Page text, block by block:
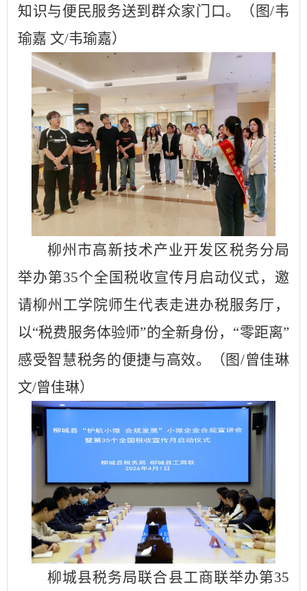
知识与便民服务送到群众家门口。 （图/韦
瑜嘉 文/韦瑜嘉）
柳州市高新技术产业开发区税务分局
举办第35个全国税收宣传月启动仪式，邀
请柳州工学院师生代表走进办税服务厅，
以“税费服务体验师”的全新身份，“零距离”
感受智慧税务的便捷与高效。
（图/曾佳琳
文/曾佳琳）
柳城县税务局联合县工商联举办第35